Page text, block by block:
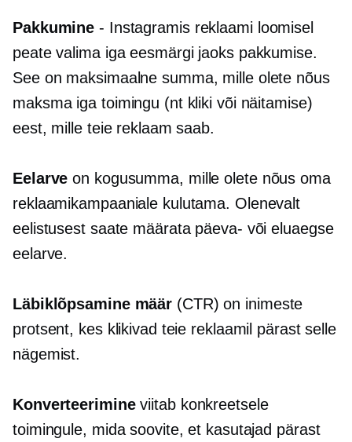
Pakkumine - Instagramis reklaami loomisel
peate valima iga eesmärgi jaoks pakkumise.
See on maksimaalne summa, mille olete nõus
maksma iga toimingu (nt kliki või näitamise)
eest, mille teie reklaam saab.
Eelarve on kogusumma, mille olete nõus oma
reklaamikampaaniale kulutama. Olenevalt
eelistusest saate määrata päeva- või eluaegse
eelarve.
Läbiklõpsaminemäär (CTR) on inimeste
protsent, kes klikivad teie reklaamil pärast selle
nägemist.
Konverteerimineviitab konkreetsele
toimingule, mida soovite, et kasutajad pärast